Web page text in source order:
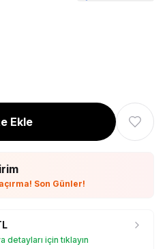
Ekle
Son Günler!
detayları için tıklayın